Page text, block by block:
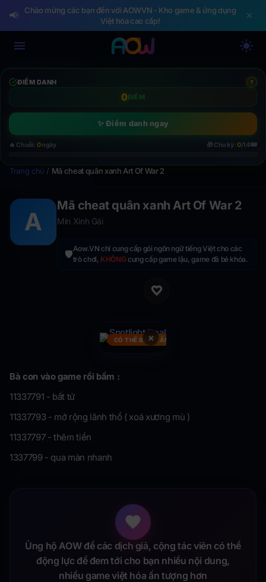
📢
Chào mừng các bạn đến với AOWVN - Kho game & ứng dụng
Việt hóa cao cấp!
ĐIỂM DANH ?
0ĐIỂM
✨ Điểm danh ngay
🔥 Chuỗi: 0ngày 🎁 Chu kỳ:0/14👑
Trang chủ / Mã cheat quân xanh Art Of War 2
A
Mã cheat quân xanh Art Of War 2
Min Xinh Gái
🛡️Aow.VN chỉ cung cấp gói ngôn ngữ tiếng Việt cho các
trò chơi, KHÔNGcung cấp game lậu, game đã bẻ khóa.
×
CÓ THỂ BẠN CẦN
Bà con vào game rồi bấm :
11337791 - bất tử
11337793 - mở rộng lãnh thổ ( xoá xương mù )
11337797 - thêm tiền
1337799 - qua màn nhanh
Ủng hộ AOW để các dịch giả, cộng tác viên có thể
động lực để đem tới cho bạn nhiều nội dung,
nhiều game việt hóa ấn tượng hơn